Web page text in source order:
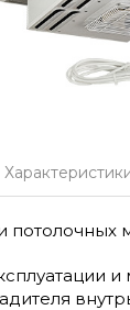
потолочных